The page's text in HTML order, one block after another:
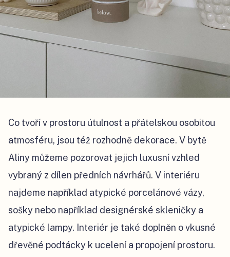
Co tvoří v prostoru útulnost a přátelskou osobitou
atmosféru, jsou též rozhodně dekorace. V bytě
Aliny můžeme pozorovat jejich luxusní vzhled
vybraný z dílen předních návrhářů. V interiéru
najdeme například atypické porcelánové vázy,
sošky nebo například designérské skleničky a
atypické lampy. Interiér je také doplněn o vkusné
dřevěné podtácky k ucelení a propojení prostoru.